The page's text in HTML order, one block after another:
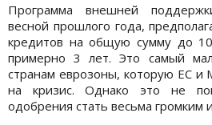
Программа внешней
весной прошлого года,
кредитов на общую сумму до
примерно 3 лет. Это самый
странам еврозоны, которую ЕС и
на кризис. Однако это не
одобрения стать весьма громким